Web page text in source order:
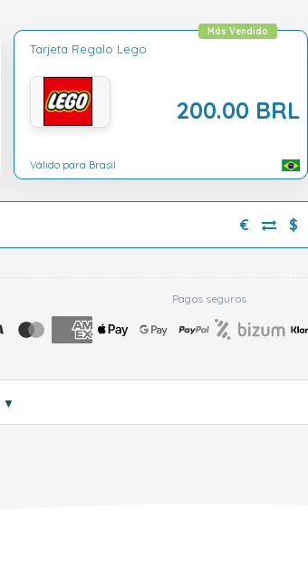
Tarjeta Regalo Lego
200.00 BRL
Más Vendido
Válido para Brasil
€ $
Pagos seguros
▼